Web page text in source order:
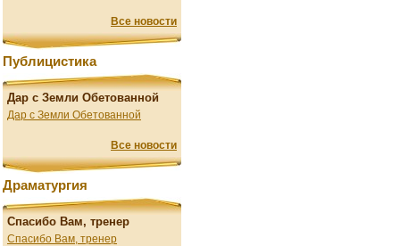
Все новости
Публицистика
Дар с Земли Обетованной
Дар с Земли Обетованной
Все новости
Драматургия
Спасибо Вам, тренер
Спасибо Вам, тренер